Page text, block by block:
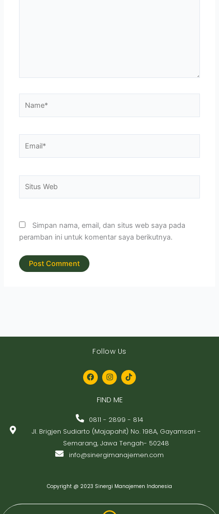
Simpan nama, email, dan situs web saya pada
peramban ini untuk komentar saya berikutnya.
Follow Us
F
o
k
I
s
t
g
a
m
T
k
FIND ME
0811 - 2899 - 814
Jl. Brigjen Sudiarto (Majapahit) No. 198A, Gayamsari -
Semarang, Jawa Tengah- 50248
info@sinergimanajemen.com
Copyright @ 2023 Sinergi Manajemen Indonesia